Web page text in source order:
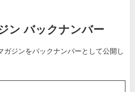
ン バックナンバー
ガジンをバックナンバーとして公開し